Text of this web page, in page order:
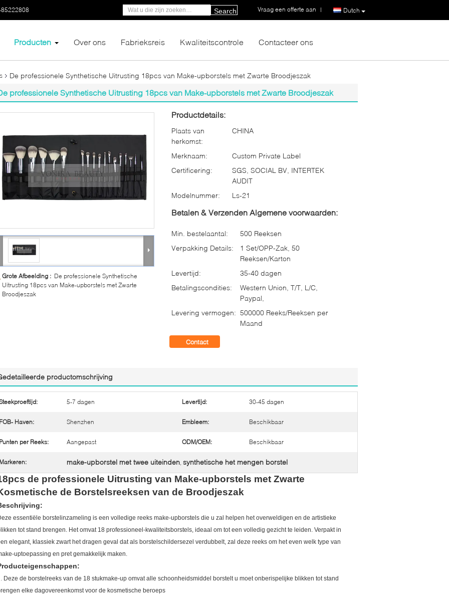
Dutch
Vraag een offerte aan |
Search
Producten Over ons Fabrieksreis Kwaliteitscontrole Contacteer ons
De professionele Synthetische Uitrusting 18pcs van Make-upborstels met Zwarte Broodjeszak
professionele Synthetische Uitrusting 18pcs van Make-upborstels met Zwarte Broodjeszak
Grote Afbeelding : De professionele Synthetische
Uitrusting 18pcs van Make-upborstels met Zwarte
Broodjeszak
Productdetails:
Plaats van
herkomst:
CHINA
Merknaam:
Custom Private Label
Certificering:
SGS, SOCIAL BV, INTERTEK
AUDIT
Modelnummer:
Ls-21
Betalen & Verzenden Algemene voorwaarden:
Min. bestelaantal:
500 Reeksen
Verpakking Details:
1 Set/OPP-Zak, 50
Reeksen/Karton
Levertijd:
35-40 dagen
Betalingscondities:
Western Union, T/T, L/C,
Paypal,
Levering vermogen: 500000 Reeks/Reeksen per
Maand
Contact
productomschrijving
5-7 dagen Levertijd: 30-45 dagen
FOB- Haven: Shenzhen Embleem: Beschikbaar
Punten per Reeks: Aangepast ODM/OEM: Beschikbaar
Markeren: make-upborstel met twee uiteinden, synthetische het mengen borstel
de professionele Uitrusting van Make-upborstels met Zwarte
de Borstelsreeksen van de Broodjeszak
essentiële borstelinzameling is een volledige reeks make-upborstels die u zal helpen het overweldigen en de artistieke
tot stand brengen. Het omvat 18 professioneel-kwaliteitsborstels, ideaal om tot een volledig gezicht te leiden. Verpakt in
elegant, klassiek zwart het dragen geval dat als borstelschildersezel verdubbelt, zal deze reeks om het even welk type van
uptoepassing en pret gemakkelijk maken.
Deze de borstelreeks van de 18 stukmake-up omvat alle schoonheidsmiddel borstelt u moet onberispelijke blikken tot stand
elke dagovereenkomst voor de kosmetische beroeps